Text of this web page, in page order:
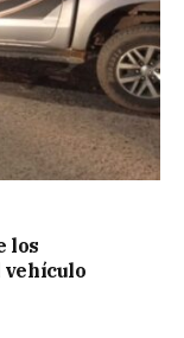
los
vehículo